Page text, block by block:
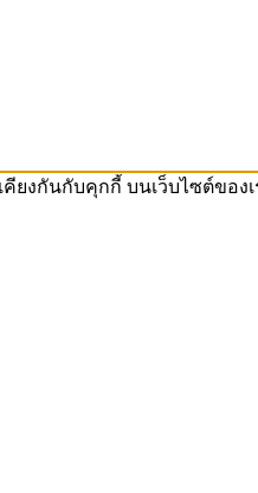
ยงกันกับคุกกี้ บนเว็บไซต์ข